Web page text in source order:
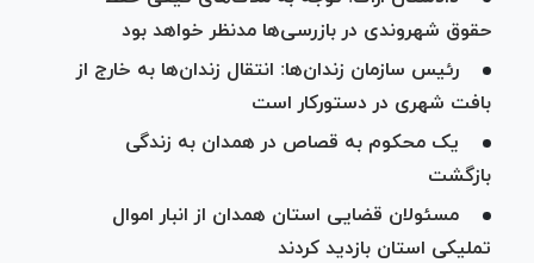
حقوق شهروندی در بازرسی‌ها مدنظر خواهد بود
رئیس سازمان زندان‌ها: انتقال زندان‌ها به خارج از
بافت شهری در دستورکار است
یک محکوم به قصاص در همدان به زندگی
بازگشت
مسئولان قضایی استان همدان از انبار اموال
تملیکی استان بازدید کردند